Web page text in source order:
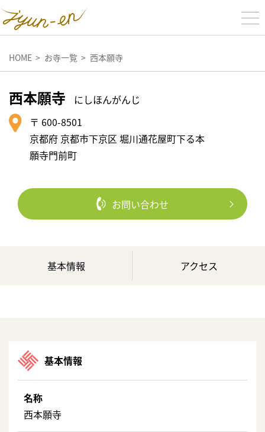
HOME お寺一覧 西本願寺
西本願寺
にしほんがんじ
〒 600-8501
京都府 京都市下京区 堀川通花屋町下る本
願寺門前町
お問い合わせ
基本情報 アクセス
基本情報
名称
西本願寺